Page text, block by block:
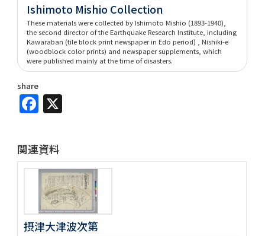
Ishimoto Mishio Collection
These materials were collected by Ishimoto Mishio (1893-1940),
the second director of the Earthquake Research Institute, including
Kawaraban (tile block print newspaper in Edo period) , Nishiki-e
(woodblock color prints) and newspaper supplements, which
were published mainly at the time of disasters.
share
Facebook
関連資料
摂津大津波次第